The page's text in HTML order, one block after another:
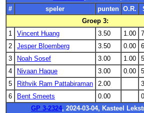
#
speler punten O.R.
Groep 3:
1
Vincent Huang 3.50 1.00
2
Jesper Bloemberg 3.50 0.00
3
Noah Sosef 3.00 1.00
4
Nivaan Haque 3.00 0.00
5
Rithvik Ram Pattabiraman 2.00
6
Bent Smeets 0.00
GP 3-2324, 2024-03-04, Kasteel